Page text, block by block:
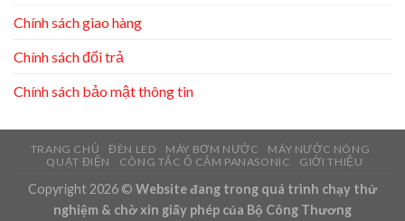
Chính sách giao hàng
Chính sách đổi trả
Chính sách bảo mật thông tin
TRANG CHỦ ĐÈN LED MÁY BƠM NƯỚC
MÁY NƯỚC NÓNG
QUẠT ĐIỆN
CÔNG TẮC Ổ CẮM PANASONIC GIỚI THIỆU
Copyright 2026 © Website đang trong quá trình chạy thử
nghiệm & chờ xin giấy phép của Bộ Công Thương